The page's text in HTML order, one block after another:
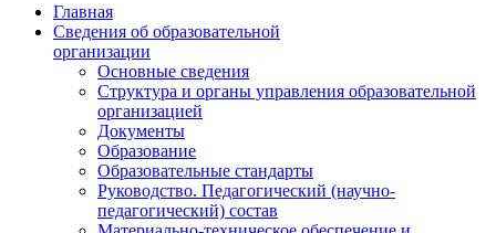
Главная
Сведения об образовательной
организации
Основные сведения
Структура и органы управления образовательной
организацией
Документы
Образование
Образовательные стандарты
Руководство. Педагогический (научно-
педагогический) состав